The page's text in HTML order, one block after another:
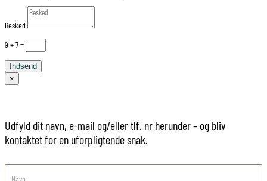
Besked
9 + 7=
Indsend
×
Udfyld dit navn, e-mail og/eller tlf. nr herunder – og bliv
kontaktet for en uforpligtende snak.